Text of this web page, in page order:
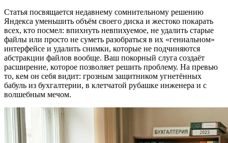
Статья посвящается недавнему сомнительному решению
Яндекса уменьшить объём своего диска и жестоко покарать
всех, кто посмел: впихнуть невпихуемое, не удалить старые
файлы или просто не суметь разобраться в их «гениальном»
интерфейсе и удалить снимки, которые не подчиняются
абстракции файлов вообще. Ваш покорный слуга создаёт
расширение, которое позволяет решить проблему. На превью
то, кем он себя видит: грозным защитником угнетённых
бабуль из бухгалтерии, в клетчатой рубашке инженера и с
волшебным мечом.